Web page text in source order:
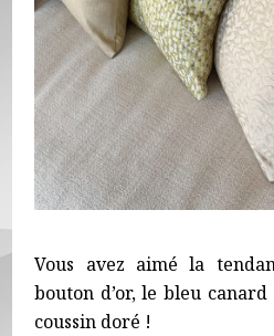
Vous avez aimé la
bouton d’or, le bleu
coussin doré !